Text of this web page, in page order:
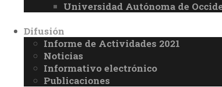
Universidad Autónoma de
Difusión
Informe de Actividades 2021
Noticias
Informativo electrónico
Publicaciones